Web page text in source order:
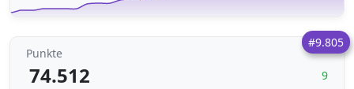
#9.805
Punkte
74.512 9